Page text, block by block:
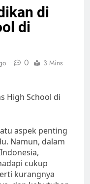
di
di
0 3 Mins
High School di
aspek penting
Namun, dalam
cukup
kurangnya